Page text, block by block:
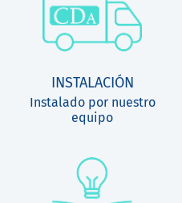
INSTALACIÓN
Instalado por nuestro
equipo